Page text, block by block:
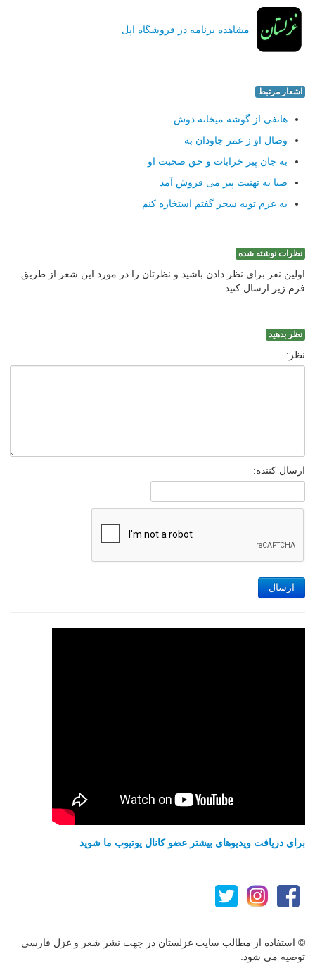
مشاهده برنامه در فروشگاه اپل
اشعار مرتبط
هاتفی از گوشه میخانه دوش
وصال او ز عمر جاودان به
به جان پیر خرابات و حق صحبت او
صبا به تهنیت پیر می فروش آمد
به عزم توبه سحر گفتم استخاره کنم
نظرات نوشته شده
اولین نفر برای نظر دادن باشید و نظرتان را در مورد این شعر از طریق
فرم زیر ارسال کنید.
نظر بدهید
نظر:
ارسال کننده:
ارسال
برای دریافت ویدیوهای بیشتر عضو کانال یوتیوب ما شوید
© استفاده از مطالب سایت غزلستان در جهت نشر شعر و غزل فارسی
توصیه می شود.